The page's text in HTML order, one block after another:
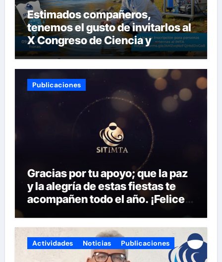
Estimados compañeros,
tenemos el gusto de invitarlos al
X Congreso de Ciencia y
Tecnología del SITIMTA. Si
gustan acompañarnos, dejamos
la liga para que se inscriban:
Publicaciones
Gracias por tu apoyo; que la paz
y la alegría de estas fiestas te
acompañen todo el año. ¡Felices
Actividades Noticias Publicaciones